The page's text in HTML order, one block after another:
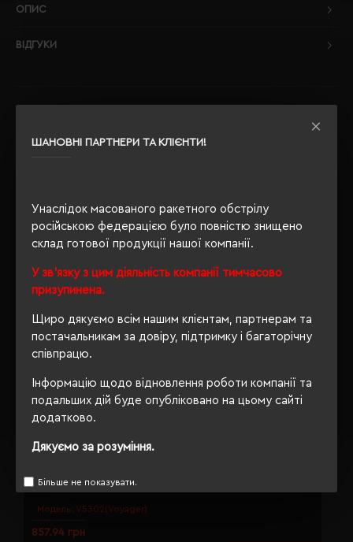
ШАНОВНІ ПАРТНЕРИ ТА КЛІЄНТИ!
Унаслідок масованого ракетного обстрілу
російською федерацією було повністю знищено
склад готової продукції нашої компанії.
У зв'язку з цим діяльність компанії тимчасово
призупинена.
Щиро дякуємо всім нашим клієнтам, партнерам та
постачальникам за довіру, підтримку і багаторічну
співпрацю.
Інформацію щодо відновлення роботи компанії та
подальших дій буде опубліковано на цьому сайті
додатково.
Дякуємо за розуміння.
Більше не показувати.
ОПИС
ВІДГУКИ
Модель: V5302(Voyager)
857.94 грн